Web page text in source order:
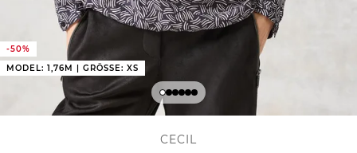
-50%
MODEL: 1,76M | GRÖSSE: XS
CECIL